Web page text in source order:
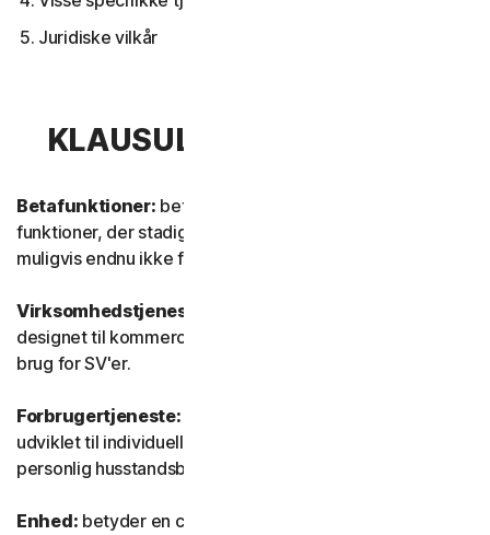
Juridiske vilkår
KLAUSUL 1 – DEFINITIONER
Betafunktioner: betyder nye og/eller opdaterede
funktioner, der stadig er i testtilstand. Disse funktioner er
muligvis endnu ikke fuldt funktionsdygtige eller færdige.
Virksomhedstjeneste:
designet til kommercielle formål og beregnet til intern
brug for SV'er.
Forbrugertjeneste:
udviklet til individuelle forbrugerformål og beregnet til
personlig husstandsbrug.
Enhed: betyder en computer, en bærbar computer, en